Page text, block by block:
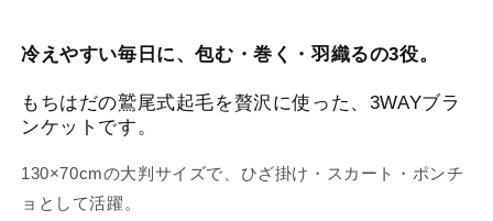
冷えやすい毎日に、包む・巻く・羽織るの3役。
もちはだの鷲尾式起毛を贅沢に使った、3WAYブラ
ンケットです。
130×70cmの大判サイズで、ひざ掛け・スカート・ポンチ
ョとして活躍。